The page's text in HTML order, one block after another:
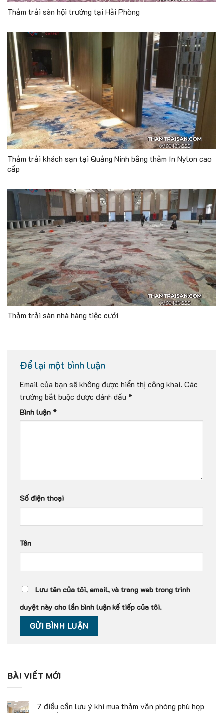
Thảm trải sàn hội trường tại Hải Phòng
Thảm trải khách sạn tại Quảng Ninh bằng thảm In Nylon cao
cấp
Thảm trải sàn nhà hàng tiệc cưới
Để lại một bình luận
Email của bạn sẽ không được hiển thị công khai. Các
trường bắt buộc được đánh dấu *
Bình luận *
Số điện thoại
Tên
Lưu tên của tôi, email, và trang web trong trình
duyệt này cho lần bình luận kế tiếp của tôi.
BÀI VIẾT MỚI
7 điều cần lưu ý khi mua thảm văn phòng phù hợp